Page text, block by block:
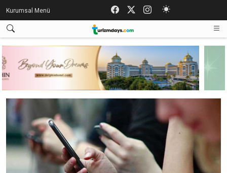
Kurumsal Menü